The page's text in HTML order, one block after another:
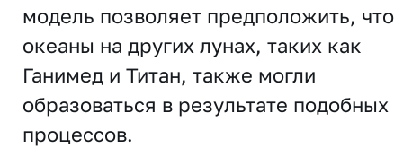
модель позволяет предположить, что
океаны на других лунах, таких как
Ганимед и Титан, также могли
образоваться в результате подобных
процессов.